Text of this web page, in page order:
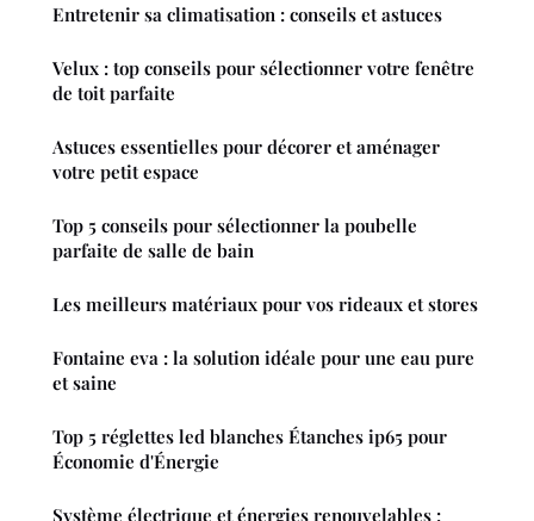
Entretenir sa climatisation : conseils et astuces
Velux : top conseils pour sélectionner votre fenêtre
de toit parfaite
Astuces essentielles pour décorer et aménager
votre petit espace
Top 5 conseils pour sélectionner la poubelle
parfaite de salle de bain
Les meilleurs matériaux pour vos rideaux et stores
Fontaine eva : la solution idéale pour une eau pure
et saine
Top 5 réglettes led blanches Étanches ip65 pour
Économie d'Énergie
Système électrique et énergies renouvelables :